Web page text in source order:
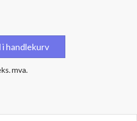
i handlekurv
mva.